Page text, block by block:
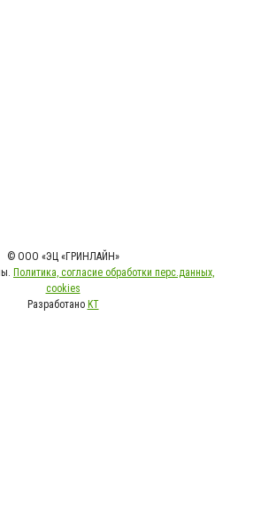
© ООО «ЭЦ «ГРИНЛАЙН»
Политика, согласие обработки перс.данных,
cookies
Разработано KT